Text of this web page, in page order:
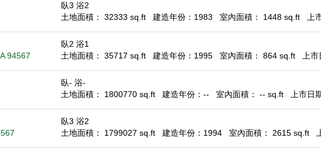
臥3 浴2
土地面積： 32333 sq.ft
建造年份：1983 室內面積： 1448 sq.ft 上
94567
臥2 浴1
土地面積： 35717 sq.ft
建造年份：1995 室內面積： 864 sq.ft 上
臥- 浴-
土地面積： 1800770 sq.ft
建造年份：-- 室內面積： -- sq.ft 上市日
臥3 浴2
土地面積： 1799027 sq.ft
建造年份：1994 室內面積： 2615 sq.ft